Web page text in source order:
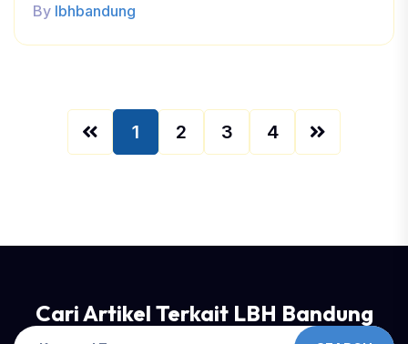
By lbhbandung
1 2 3 4
Cari Artikel Terkait LBH Bandung